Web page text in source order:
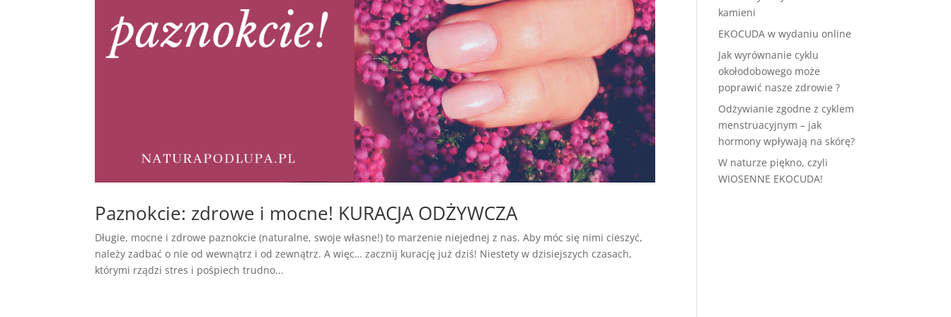
Paznokcie: zdrowe i mocne! KURACJA ODŻYWCZA
Długie, mocne i zdrowe paznokcie (naturalne, swoje własne!) to marzenie niejednej z nas. Aby móc się nimi cieszyć,
należy zadbać o nie od wewnątrz i od zewnątrz. A więc… zacznij kurację już dziś! Niestety w dzisiejszych czasach,
którymi rządzi stres i pośpiech trudno...
kamieni
EKOCUDA w wydaniu online
Jak wyrównanie cyklu
okołodobowego może
poprawić nasze zdrowie ?
Odżywianie zgodne z cyklem
menstruacyjnym – jak
hormony wpływają na skórę?
W naturze piękno, czyli
WIOSENNE EKOCUDA!